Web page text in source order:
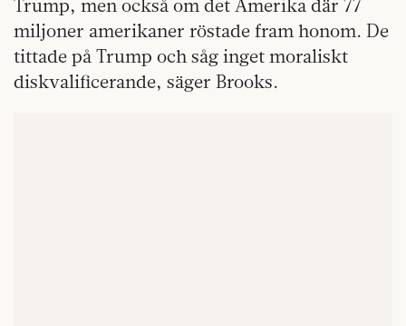
Trump, men också om det Amerika där 77
miljoner amerikaner röstade fram honom. De
tittade på Trump och såg inget moraliskt
diskvalificerande, säger Brooks.